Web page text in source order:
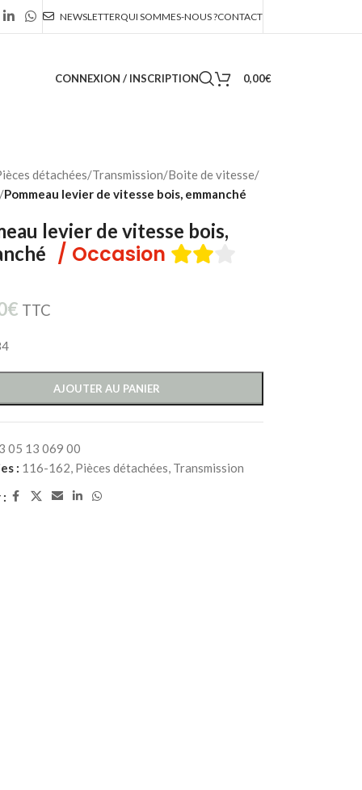
NEWSLETTERQUI SOMMES-NOUS ?CONTACT
CONNEXION / INSCRIPTION 0,00€
détachées/Transmission/Boite de vitesse/
Pommeau levier de vitesse bois, emmanché
levier de vitesse bois,
/ Occasion
€ TTC
AJOUTER AU PANIER
05 13 069 00
: 116-162, Pièces détachées, Transmission